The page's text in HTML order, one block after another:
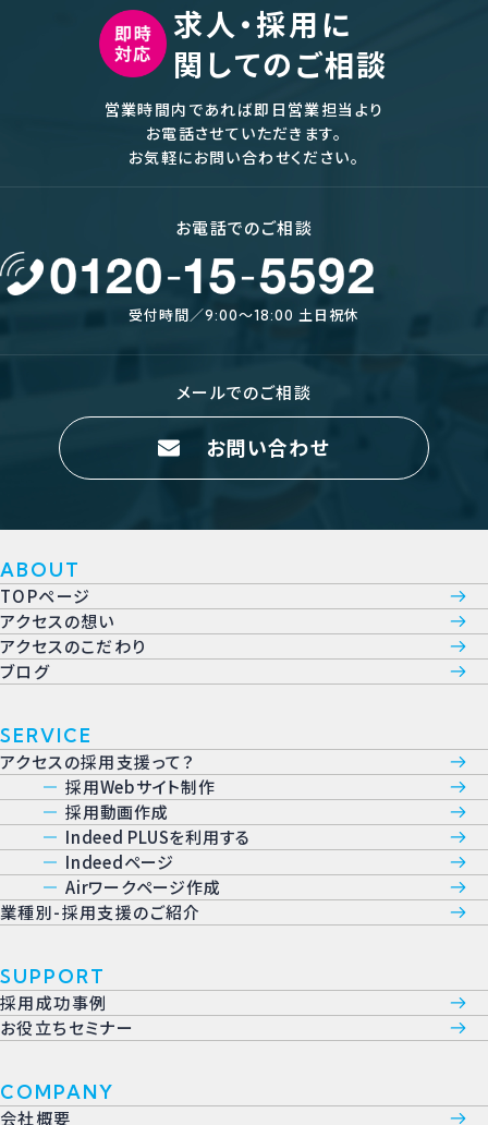
求人・採用に
関してのご相談
営業時間内であれば即日営業担当より
お電話させていただきます。
お気軽にお問い合わせください。
お電話でのご相談
受付時間／9:00〜18:00 土日祝休
メールでのご相談
お問い合わせ
ABOUT
TOPページ
アクセスの想い
アクセスのこだわり
ブログ
SERVICE
アクセスの採用支援って？
採用Webサイト制作
採用動画作成
Indeed PLUSを利用する
Indeedページ
Airワークページ作成
業種別-採用支援のご紹介
SUPPORT
採用成功事例
お役立ちセミナー
COMPANY
会社概要